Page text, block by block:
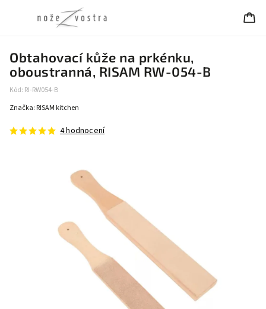
Obtahovací kůže na prkénku,
oboustranná, RISAM RW-054-B
Kód: RI-RW054-B
4 hodnocení
Značka: RISAM kitchen